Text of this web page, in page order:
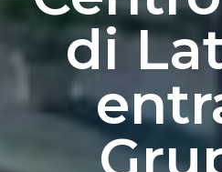
di